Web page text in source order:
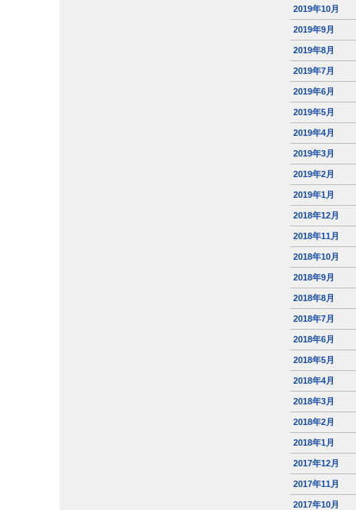
2019年10月
2019年9月
2019年8月
2019年7月
2019年6月
2019年5月
2019年4月
2019年3月
2019年2月
2019年1月
2018年12月
2018年11月
2018年10月
2018年9月
2018年8月
2018年7月
2018年6月
2018年5月
2018年4月
2018年3月
2018年2月
2018年1月
2017年12月
2017年11月
2017年10月